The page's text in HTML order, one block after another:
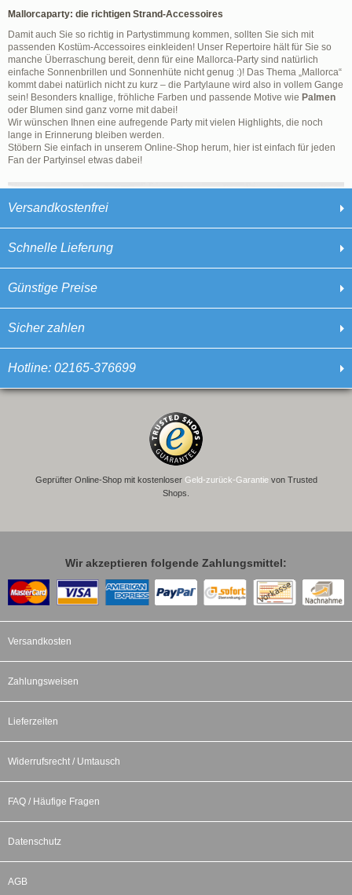
Versandkostenfrei
Schnelle Lieferung
Günstige Preise
Sicher zahlen
Hotline: 02165-376699
Mallorcaparty: die richtigen Strand-Accessoires
Damit auch Sie so richtig in Partystimmung kommen, sollten Sie sich mit
passenden Kostüm-Accessoires einkleiden! Unser Repertoire hält für Sie so
manche Überraschung bereit, denn für eine Mallorca-Party sind natürlich
einfache Sonnenbrillen und Sonnenhüte nicht genug :)! Das Thema „Mallorca“
kommt dabei natürlich nicht zu kurz – die Partylaune wird also in vollem Gange
sein! Besonders knallige, fröhliche Farben und passende Motive wie Palmen
oder Blumen sind ganz vorne mit dabei!
Wir wünschen Ihnen eine aufregende Party mit vielen Highlights, die noch
lange in Erinnerung bleiben werden.
Stöbern Sie einfach in unserem Online-Shop herum, hier ist einfach für jeden
Fan der Partyinsel etwas dabei!
Geprüfter Online-Shop mit kostenloser Geld-zurück-Garantievon Trusted
Shops.
Wir akzeptieren folgende Zahlungsmittel:
Versandkosten
Zahlungsweisen
Lieferzeiten
Widerrufsrecht / Umtausch
FAQ / Häufige Fragen
Datenschutz
AGB